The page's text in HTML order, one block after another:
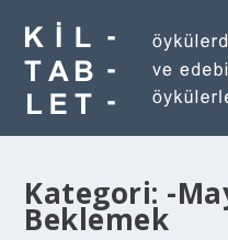
Kategori: -
Beklemek